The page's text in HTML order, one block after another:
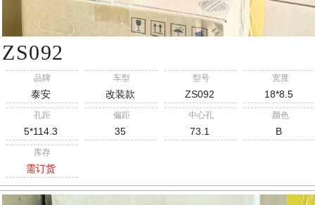
ZS092
品牌
泰安
车型
改装款
型号
ZS092
宽度
18*8.5
孔距
5*114.3
偏距
35
中心孔
73.1
颜色
B
库存
需订货